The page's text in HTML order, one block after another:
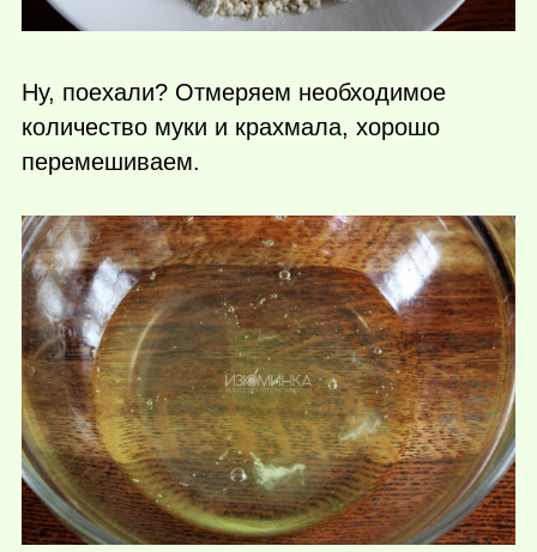
Ну, поехали? Отмеряем необходимое
количество муки и крахмала, хорошо
перемешиваем.